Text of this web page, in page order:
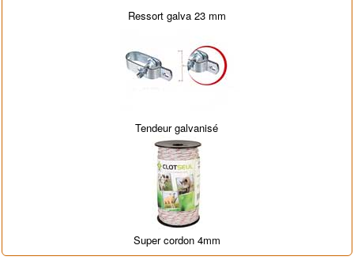
Ressort galva 23 mm
Tendeur galvanisé
Super cordon 4mm